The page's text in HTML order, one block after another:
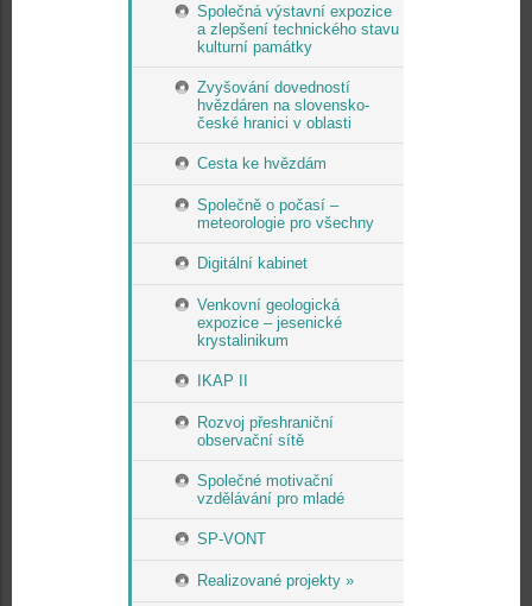
Společná výstavní expozice
a zlepšení technického stavu
kulturní památky
Zvyšování dovedností
hvězdáren na slovensko-
české hranici v oblasti
Cesta ke hvězdám
Společně o počasí –
meteorologie pro všechny
Digitální kabinet
Venkovní geologická
expozice – jesenické
krystalinikum
IKAP II
Rozvoj přeshraniční
observační sítě
Společné motivační
vzdělávání pro mladé
SP-VONT
Realizované projekty »